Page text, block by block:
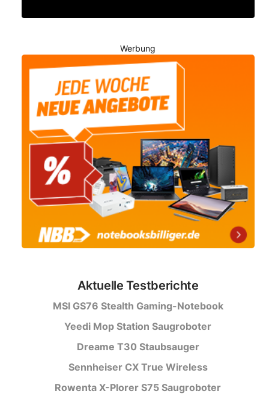
Werbung
Aktuelle Testberichte
MSI GS76 Stealth Gaming-Notebook
Yeedi Mop Station Saugroboter
Dreame T30 Staubsauger
Sennheiser CX True Wireless
Rowenta X-Plorer S75 Saugroboter